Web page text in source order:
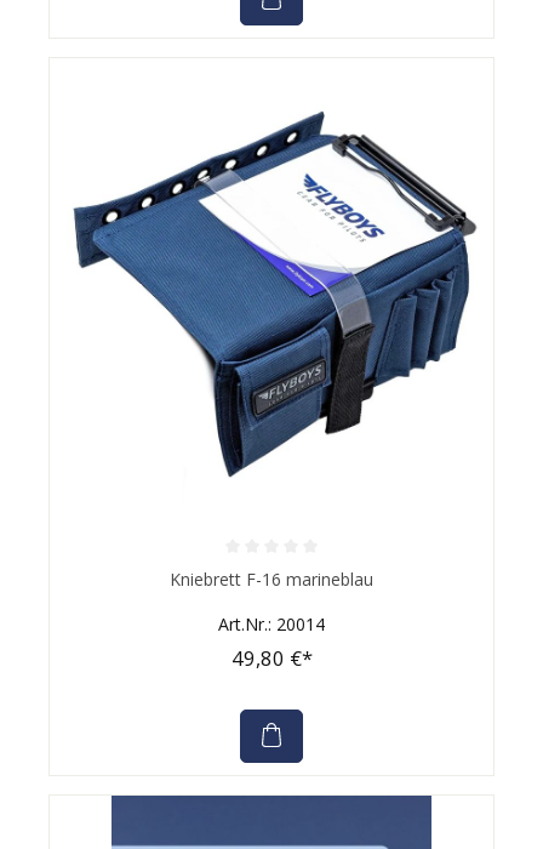
Durchschnittliche Bewertung von 0 von 5 Sternen
Kniebrett F-16 marineblau
Art.Nr.: 20014
49,80 €*